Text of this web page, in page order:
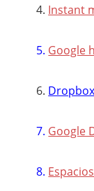
4. Instant
5. Google
6. Dropbox
7. Google
8.